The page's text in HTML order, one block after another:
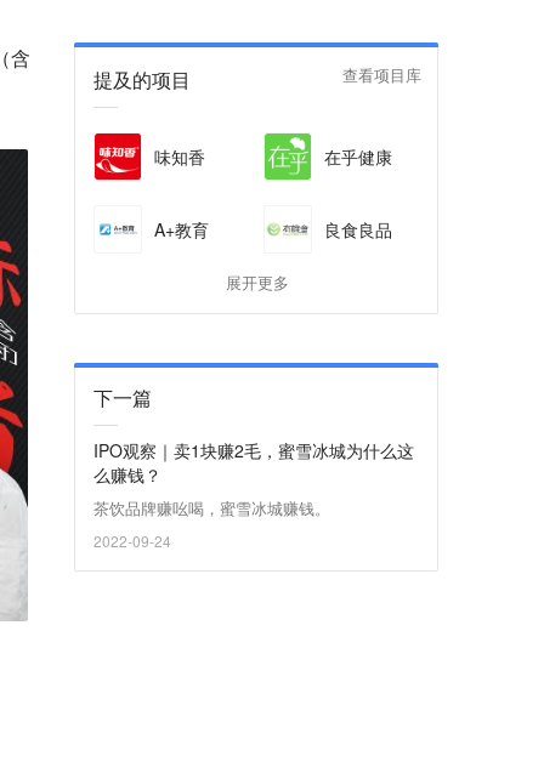
含
提及的项目 查看项目库
味知香 在乎健康
A+教育 良食良品
展开更多
下一篇
IPO观察｜卖1块赚2毛，蜜雪冰城为什么这
么赚钱？
茶饮品牌赚吆喝，蜜雪冰城赚钱。
2022-09-24